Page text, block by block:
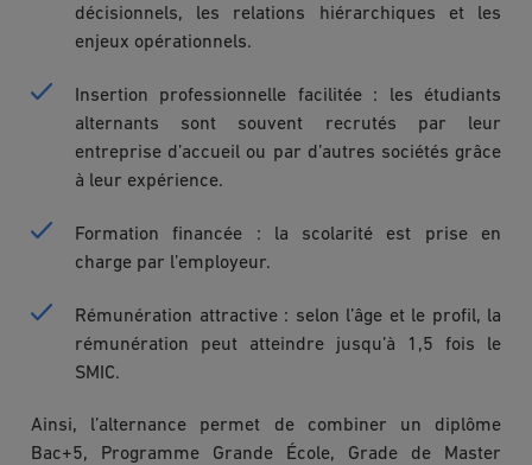
décisionnels, les relations hiérarchiques et les
enjeux opérationnels.
Insertion professionnelle facilitée : les étudiants
alternants sont souvent recrutés par leur
entreprise d’accueil ou par d’autres sociétés grâce
à leur expérience.
Formation financée : la scolarité est prise en
charge par l’employeur.
Rémunération attractive : selon l’âge et le profil, la
rémunération peut atteindre jusqu’à 1,5 fois le
SMIC.
Ainsi, l’alternance permet de combiner un diplôme
Bac+5, Programme Grande École, Grade de Master